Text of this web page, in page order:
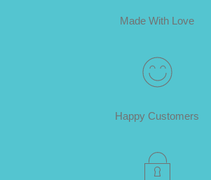
Made With Love
Happy Customers